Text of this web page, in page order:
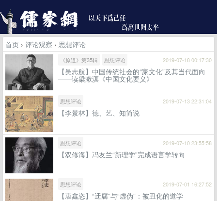
首页 › 评论观察 › 思想评论
《原道》第35辑 思想评论 2019-07-18 00:17:30
【吴志航】中国传统社会的“家文化”及其当代面向
——读梁漱溟《中国文化要义》
思想评论 2019-07-13 22:31:04
【李景林】德、艺、知简说
思想评论 2019-07-10 23:55:58
【双修海】冯友兰“新理学”完成语言学转向
思想评论 2019-07-01 16:27:52
【衷鑫恣】“迂腐”与“虚伪”：被丑化的道学